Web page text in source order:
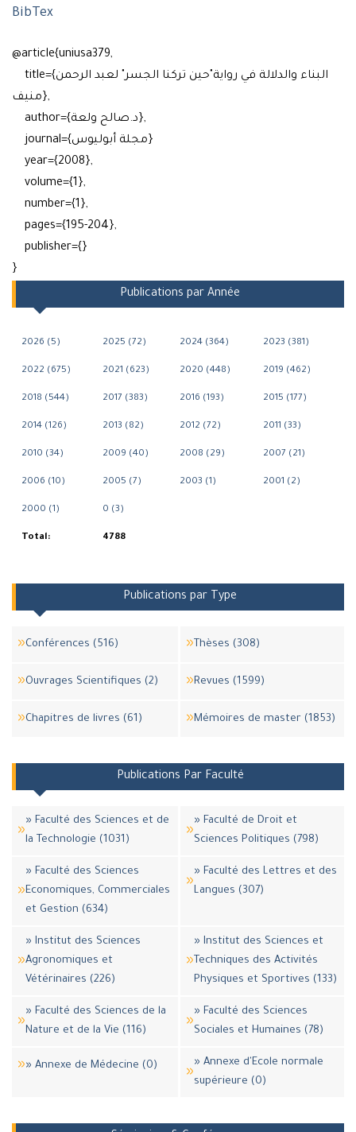
BibTex
@article{uniusa379,
title={البناء والدلالة في رواية"حين تركنا الجسر" لعبد الرحمن
منيف},
author={د.صالح ولعة},
journal={مجلة أبوليوس}
year={2008},
volume={1},
number={1},
pages={195-204},
publisher={}
}
Publications par Année
2026 (5) 2025 (72) 2024 (364) 2023 (381)
2022 (675) 2021 (623) 2020 (448) 2019 (462)
2018 (544) 2017 (383) 2016 (193) 2015 (177)
2014 (126) 2013 (82) 2012 (72) 2011 (33)
2010 (34) 2009 (40) 2008 (29) 2007 (21)
2006 (10) 2005 (7) 2003 (1) 2001 (2)
2000 (1) 0 (3)
Total: 4788
Publications par Type
Conférences (516) Thèses (308)
Ouvrages Scientifiques (2) Revues (1599)
Chapitres de livres (61) Mémoires de master (1853)
Publications Par Faculté
» Faculté des Sciences et de
la Technologie (1031)
» Faculté de Droit et
Sciences Politiques (798)
» Faculté des Sciences
Economiques, Commerciales
et Gestion (634)
» Faculté des Lettres et des
Langues (307)
» Institut des Sciences
Agronomiques et
Vétérinaires (226)
» Institut des Sciences et
Techniques des Activités
Physiques et Sportives (133)
» Faculté des Sciences de la
Nature et de la Vie (116)
» Faculté des Sciences
Sociales et Humaines (78)
» Annexe de Médecine (0)
» Annexe d'Ecole normale
supérieure (0)